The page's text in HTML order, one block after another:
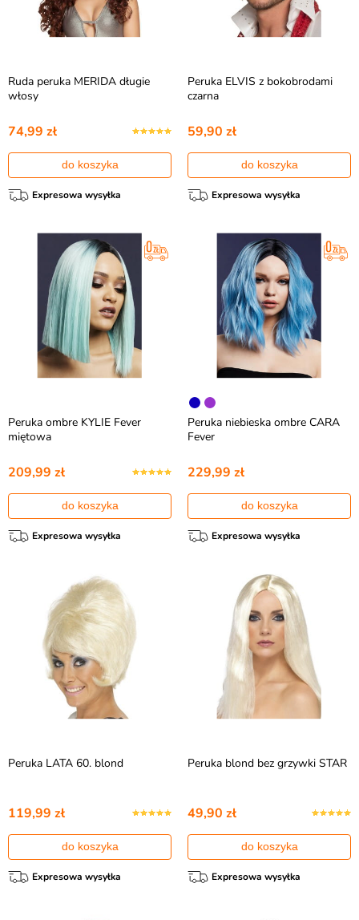
Ruda peruka MERIDA długie
włosy
74,99 zł
do koszyka
Expresowa wysyłka
Peruka ELVIS z bokobrodami
czarna
59,90 zł
do koszyka
Expresowa wysyłka
Peruka ombre KYLIE Fever
miętowa
209,99 zł
do koszyka
Expresowa wysyłka
Peruka niebieska ombre CARA
Fever
229,99 zł
do koszyka
Expresowa wysyłka
Peruka LATA 60. blond
119,99 zł
do koszyka
Expresowa wysyłka
Peruka blond bez grzywki STAR
49,90 zł
do koszyka
Expresowa wysyłka